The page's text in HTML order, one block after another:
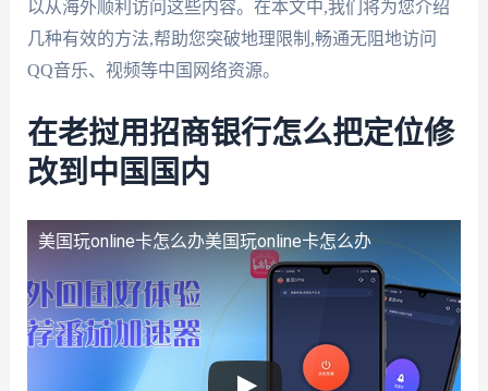
以从海外顺利访问这些内容。在本文中,我们将为您介绍
几种有效的方法,帮助您突破地理限制,畅通无阻地访问
QQ音乐、视频等中国网络资源。
在老挝用招商银行怎么把定位修
改到中国国内
美国玩online卡怎么办美国玩online卡怎么办